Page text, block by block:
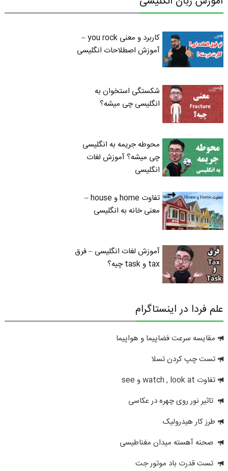
کاربرد و معنی you rock –
آموزش اصطلاحات انگلیسی
شکستگی استخوان به
انگلیسی چی میشه؟
محوطه جریمه به انگلیسی
چی میشه؟ آموزش لغات
انگلیسی
تفاوت home و house –
معنی خانه به انگلیسی
آموزش لغات انگلیسی – فرق
tax و task چیه؟
علم فردا در اینستاگرام
مقایسه سرعت فضاپیما و هواپیما
تست چپ کردن تسلا
تفاوت watch , look at و see
تاثیر نور روی چهره در عکاسی
طرز کار هیدرولیک
صحنه آهسته میدان مغناطیسی
تست قدرت باد موتور جت